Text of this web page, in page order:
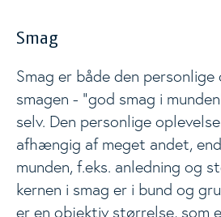
Smag
Smag er både den personlige
smagen - ”god smag i
selv. Den personlige
afhængig af meget andet,
munden, f.eks. anledning og
kernen i smag er i bund og
er en objektiv størrelse, som